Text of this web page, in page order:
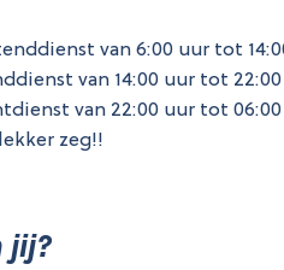
van 6:00 uur tot
van 14:00 uur tot
van 22:00 uur tot
zeg!!
jij?